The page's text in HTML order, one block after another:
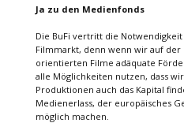
Ja zu den Medienfonds
Die BuFi vertritt die
Filmmarkt, denn wenn wir auf
orientierten Filme adäquate
alle Möglichkeiten nutzen, dass
Produktionen auch das Kapital
Medienerlass, der europäisches
möglich machen.